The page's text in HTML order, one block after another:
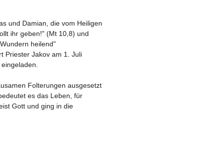
und Damian, die vom Heiligen
ihr geben!" (Mt 10,8) und
heilend"
Priester Jakov am 1. Juli
Folterungen ausgesetzt
es das Leben, für
Gott und ging in die